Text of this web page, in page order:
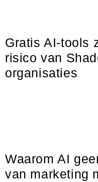
Gratis AI-tools
risico van
organisaties
Waarom AI
van marketing